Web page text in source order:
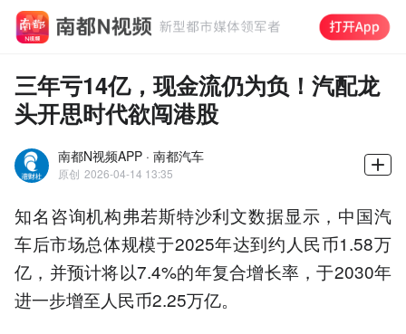
三年亏14亿，现金流仍为负！汽配龙
头开思时代欲闯港股
南都N视频APP · 南都汽车
原创 2026-04-14 13:35
知名咨询机构弗若斯特沙利文数据显示，中国汽
车后市场总体规模于2025年达到约人民币1.58万
亿，并预计将以7.4%的年复合增长率，于2030年
进一步增至人民币2.25万亿。